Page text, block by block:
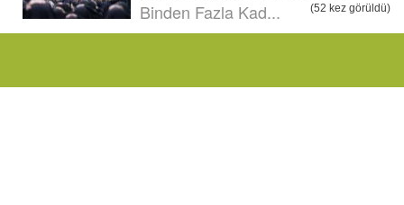
Binden Fazla Kad...
(52 kez görüldü)